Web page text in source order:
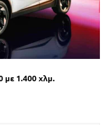
με 1.400 χλμ.